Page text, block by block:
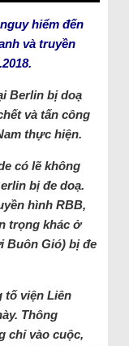
hiểm đến
và truyền
Berlin bị doạ
và tấn công
thực hiện.
có lẽ không
bị đe doạ.
hình RBB,
trọng khác ở
Buôn Gió) bị đe
tố viện Liên
Thông
chỉ vào cuộc,